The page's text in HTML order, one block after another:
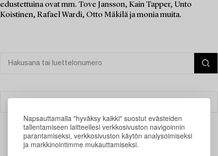
Napsauttamalla "hyväksy kaikki" suostut evästeiden
tallentamiseen laitteellesi verkkosivuston navigoinnin
parantamiseksi, verkkosivuston käytön analysoimiseksi
ja markkinointimme mukauttamiseksi.
edustettuina ovat mm. Tove Jansson, Kain Tapper, Unto
Koistinen, Rafael Wardi, Otto Mäkilä ja monia muita.
Juuri nyt ei löytynyt hakuasi vastaavia kohteita.